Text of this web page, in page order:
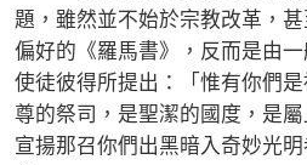
題，雖然並不始於宗教改革，
偏好的《羅馬書》，反而是由
使徒彼得所提出：「惟有你們
尊的祭司，是聖潔的國度，是
宣揚那召你們出黑暗入奇妙光